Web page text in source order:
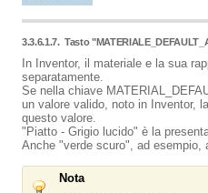
3.3.6.1.7.Tasto
In Inventor, il materiale e la sua
separatamente.
Se nella chiave
un valore valido, noto in Inventor,
questo valore.
"Piatto - Grigio lucido" è la
Anche "verde scuro", ad esempio,
Nota